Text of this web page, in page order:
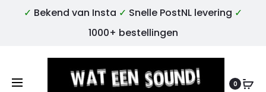
✓ Bekend van Insta ✓ Snelle PostNL levering ✓
1000+ bestellingen
0